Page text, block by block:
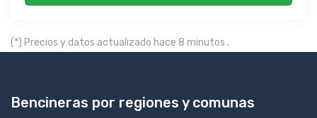
(*) Precios y datos actualizado hace 8 minutos .
Bencineras por regiones y comunas